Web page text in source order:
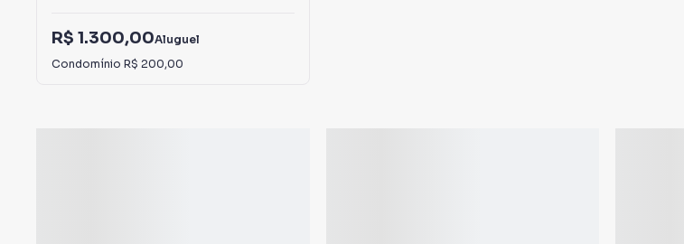
R$ 1.300,00Aluguel
Condomínio R$ 200,00